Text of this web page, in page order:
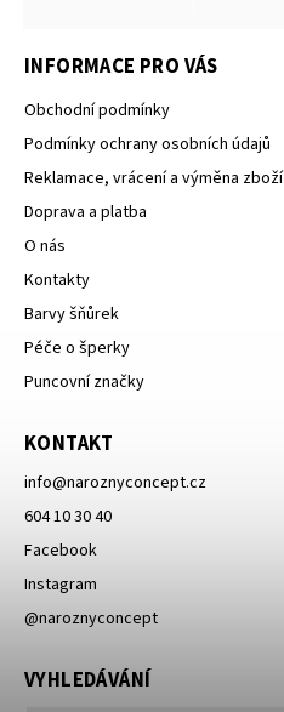
INFORMACE PRO VÁS
Obchodní podmínky
Podmínky ochrany osobních údajů
Reklamace, vrácení a výměna zboží
Doprava a platba
O nás
Kontakty
Barvy šňůrek
Péče o šperky
Puncovní značky
KONTAKT
info@naroznyconcept.cz
604 10 30 40
Facebook
Instagram
@naroznyconcept
VYHLEDÁVÁNÍ